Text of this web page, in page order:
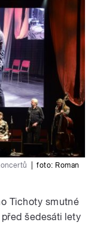
foto: Roman
Tichoty smutné
šedesáti lety